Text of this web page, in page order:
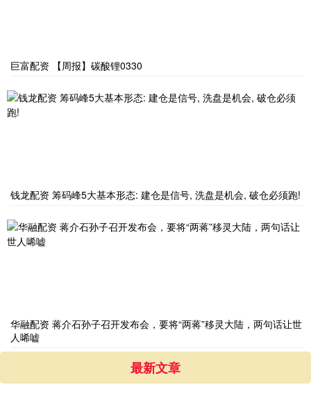
巨富配资 【周报】碳酸锂0330
钱龙配资 筹码峰5大基本形态: 建仓是信号, 洗盘是机会, 破仓必须跑!
华融配资 蒋介石孙子召开发布会，要将“两蒋”移灵大陆，两句话让世
人唏嘘
最新文章